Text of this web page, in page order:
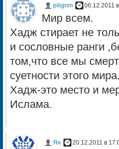
piligrim 06.12.2011
Мир всем.
Хадж стирает не
и сословные ранги
том,что все мы
суетности этого мира.
Хадж-это место и
Ислама.
Ян 20.12.2011 в